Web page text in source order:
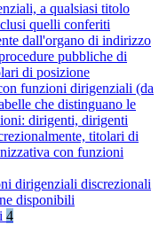
a qualsiasi titolo
quelli conferiti
dall'organo di indirizzo
pubbliche di
di posizione
funzioni dirigenziali (da
che distinguano le
dirigenti, dirigenti
titolari di
con funzioni
dirigenziali discrezionali
disponibili
4